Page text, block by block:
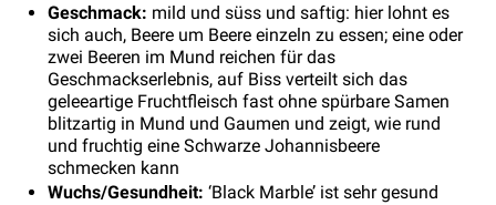
Geschmack: mild und süss und saftig: hier lohnt es
sich auch, Beere um Beere einzeln zu essen; eine oder
zwei Beeren im Mund reichen für das
Geschmackserlebnis, auf Biss verteilt sich das
geleeartige Fruchtfleisch fast ohne spürbare Samen
blitzartig in Mund und Gaumen und zeigt, wie rund
und fruchtig eine Schwarze Johannisbeere
schmecken kann
Wuchs/Gesundheit: ‘Black Marble’ ist sehr gesund